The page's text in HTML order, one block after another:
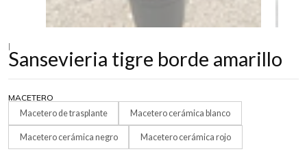
|
Sansevieria tigre borde amarillo
MACETERO
Macetero de trasplante
Macetero cerámica blanco
Macetero cerámica negro Macetero cerámica rojo